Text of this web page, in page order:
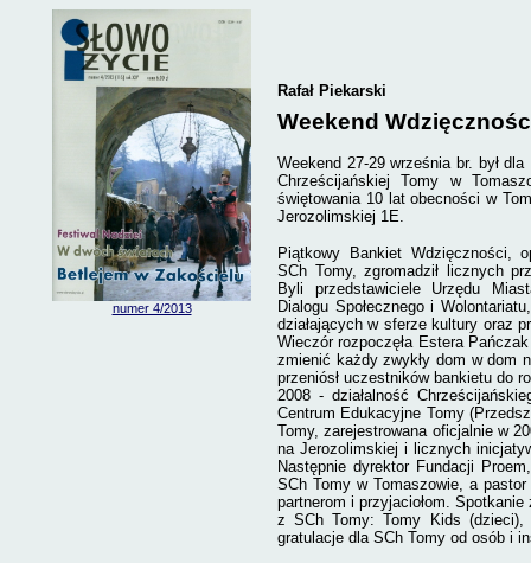
numer 4/2013
Rafał Piekarski
Weekend
Weekend 27-29 września br. był
Chrześcijańskiej Tomy w
świętowania 10 lat obecności w
Jerozolimskiej 1E.
Piątkowy Bankiet Wdzięczności,
SCh Tomy, zgromadził licznych
Byli przedstawiciele Urzędu
Dialogu Społecznego i
działających w sferze kultury oraz
Wieczór rozpoczęła Estera
zmienić każdy zwykły dom w dom
przeniósł uczestników bankietu do
2008 - działalność
Centrum Edukacyjne Tomy
Tomy, zarejestrowana oficjalnie w
na Jerozolimskiej i licznych
Następnie dyrektor Fundacji
SCh Tomy w Tomaszowie, a pastor
partnerom i przyjaciołom.
z SCh Tomy: Tomy Kids (dzieci),
gratulacje dla SCh Tomy od osób i